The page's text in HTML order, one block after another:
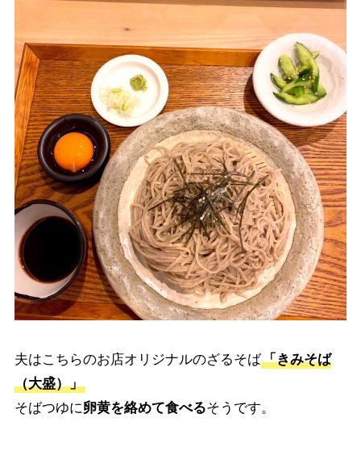
夫はこちらのお店オリジナルのざるそば「きみそば
（大盛）」
そばつゆに卵黄を絡めて食べるそうです。